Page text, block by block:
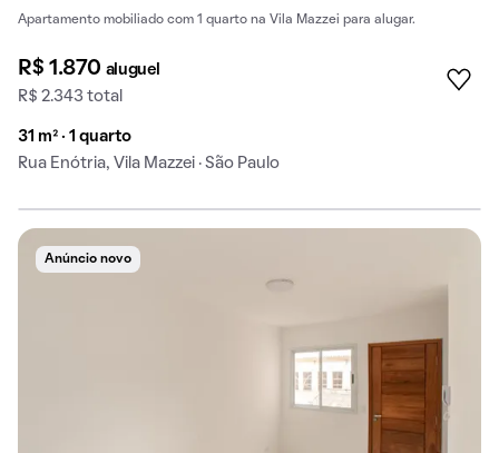
Apartamento mobiliado com 1 quarto na Vila Mazzei para alugar.
R$ 1.870 aluguel
R$ 2.343 total
31 m² · 1 quarto
Rua Enótria, Vila Mazzei · São Paulo
Anúncio novo